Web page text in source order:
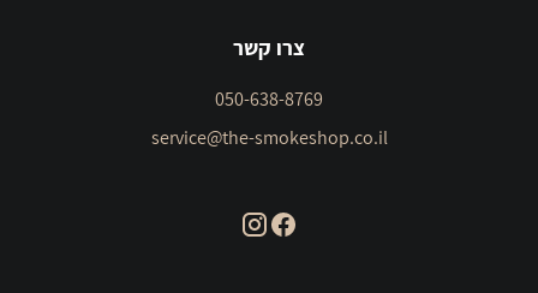
צרו קשר
050-638-8769
service@the-smokeshop.co.il